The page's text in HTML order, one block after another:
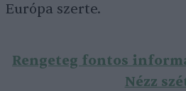
Európa szerte.
Rengeteg fontos
Nézz